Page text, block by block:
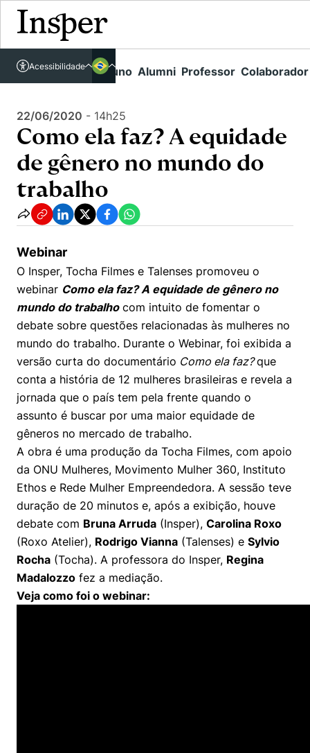
Links rápidos Aluno Alumni Professor Colaborador
Acessibilidade
Acessível em libras
Vestibular
Graduação
Todas as Engenharias
Engenharia de Computação
Engenharia de Produção
Engenharia Mecânica
Engenharia Mecatrônica
Pós-Graduação
Direito
Economia
Finanças
Negócios
Educação Executiva
Busca por Áreas de Conhecimento
Quem Somos
Campus
Internacional
Núcleo de Carreiras
Hub de Inovação e Empreendedorismo
Como funciona
Prêmio Duda Ermírio de Moraes
Como funciona
Resolução Eficaz de Problemas
Oportunidade de Negócios
Trabalhe conosco
Sala de Imprensa
Comunidade Transforme
Missão
Projetos Sociais
Pesquisa
Pesquisa no Insper
Centros de Conhecimento
Cátedras
Centro de Dados e IA
Biblioteca Telles
Repositório Institucional
Pesquisa na Graduação
Seminários Acadêmicos
Comitê de Ética em Pesquisa
Conteúdos
Carreiras e Cursos
Eventos
Newsletters
Notícias
Youtube
Instagram
Linkedin
Unidades Acadêmicas
Gestão e Economia
Direito
Corpo Docente
Busca por docentes
Áreas de Conhecimento
Prêmios de Excelência
Ensino e aprendizagem
Fale Conosco
Atendimento
Visite o Insper
Canal de Ética
Ouvidoria
Portal da Privacidade
Insper - Home Page\Agenda de Eventos - arquivo \
Como ela faz? A equidade de gênero no mundo do trabalho
22/06/2020 - 14h25
Como ela faz? A equidade
de gênero no mundo do
trabalho
Webinar
O Insper, Tocha Filmes e Talenses promoveu o
webinar Como ela faz?A equidade de gênero no
mundo do trabalhocom intuito de fomentar o
debate sobre questões relacionadas às mulheres no
mundo do trabalho. Durante o Webinar, foi exibida a
versão curta do documentário Como ela faz?que
conta a história de 12 mulheres brasileiras e revela a
jornada que o país tem pela frente quando o
assunto é buscar por uma maior equidade de
gêneros no mercado de trabalho.
A obra é uma produção da Tocha Filmes, com apoio
da ONU Mulheres, Movimento Mulher 360, Instituto
Ethos e Rede Mulher Empreendedora. A sessão teve
duração de 20 minutos e, após a exibição, houve
debate com Bruna Arruda (Insper), Carolina Roxo
(Roxo Atelier), Rodrigo Vianna (Talenses) e Sylvio
Rocha (Tocha). A professora do Insper, Regina
Madalozzo fez a mediação.
Veja como foi o webinar: